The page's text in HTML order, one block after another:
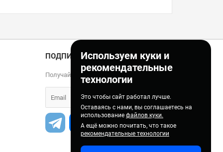
Используем куки и
рекомендательные
технологии
Это чтобы сайт работал лучше.
Оставаясь с нами, вы соглашаетесь на
использование файлов куки.
А ещё можно почитать, что такое
рекомендательные технологии
ПОДПИСКА
Получайте только полезные статьи!